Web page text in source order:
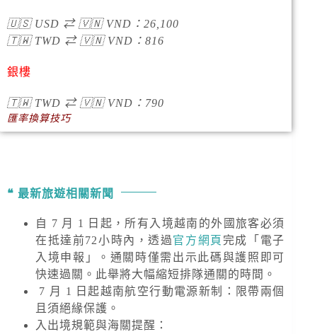
🇺🇸USD ⇄ 🇻🇳VND ： 26,100
🇹🇼TWD ⇄ 🇻🇳VND ： 816
銀樓
🇹🇼TWD ⇄ 🇻🇳VND ：790
匯率換算技巧
最新旅遊相關新聞
自 7 月 1 日起，所有入境越南的外國旅客必須
在抵達前72小時內，透過官方網頁 完成「電子
入境申報」。通關時僅需出示此碼與護照即可
快速過關。此舉將大幅縮短排隊通關的時間。
7 月 1 日起越南航空行動電源新制：限帶兩個
且須絕緣保護。
入出境規範與海關提醒 ：